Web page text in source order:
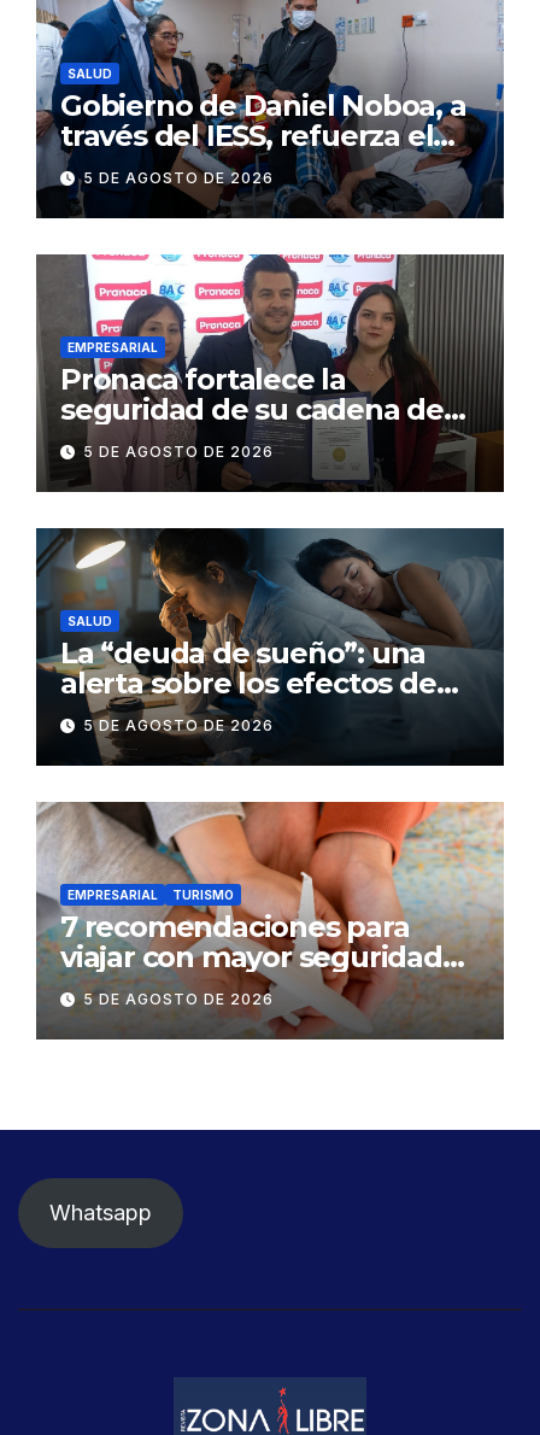
SALUD
Gobierno de Daniel Noboa, a
través del IESS, refuerza el
abastecimiento de insulina
en 86 establecimientos de
salud
5 DE AGOSTO DE 2026
EMPRESARIAL
Pronaca fortalece la
seguridad de su cadena de
suministro con certificación
BASC en dos plantas
5 DE AGOSTO DE 2026
SALUD
La “deuda de sueño”: una
alerta sobre los efectos de
dormir mal en la salud física y
mental
5 DE AGOSTO DE 2026
EMPRESARIAL TURISMO
7 recomendaciones para
viajar con mayor seguridad
dentro y fuera del Ecuador
5 DE AGOSTO DE 2026
Whatsapp